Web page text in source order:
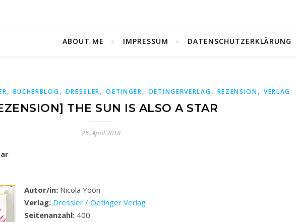
ABOUT ME IMPRESSUM DATENSCHUTZERKLÄRUNG
, BÜCHERBLOG, DRESSLER,OETINGER, OETINGERVERLAG, REZENSION, VERLAG
THE SUN IS ALSO A STAR
25. April 2018
Autor/in: Nicola Yoon
Verlag: Dressler / Oetinger Verlag
Seitenanzahl: 400